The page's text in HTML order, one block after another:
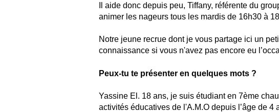
Il aide donc depuis peu, Tiffany, référente du
animer les nageurs tous les mardis de 16h30 à
Notre jeune recrue dont je vous partage ici un
connaissance si vous n'avez pas encore eu
Peux-tu te présenter en quelques mots ?
Yassine El. 18 ans, je suis étudiant en 7ème
activités éducatives de l'A.M.O depuis l’âge de 4